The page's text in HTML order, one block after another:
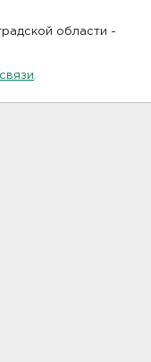
области -